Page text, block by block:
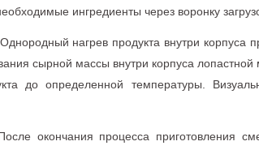
ингредиенты через воронку
нагрев продукта внутри корпуса
сырной массы внутри корпуса
до определенной температуры.
окончания процесса приготовления